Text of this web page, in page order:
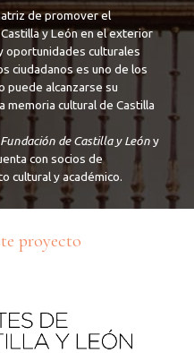
de promover el
y León en el exterior
oportunidades culturales
ciudadanos es uno de los
puede alcanzarse su
memoria cultural de Castilla
Fundación de Castilla y Leóny
con socios de
cultural y académico.
proyecto